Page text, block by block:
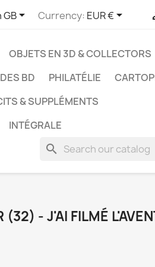
GB Currency: EUR €
OBJETS EN 3D & COLLECTORS
BD
PHILATÉLIE
& SUPPLÉMENTS
INTÉGRALE
search
- J'AI FILMÉ